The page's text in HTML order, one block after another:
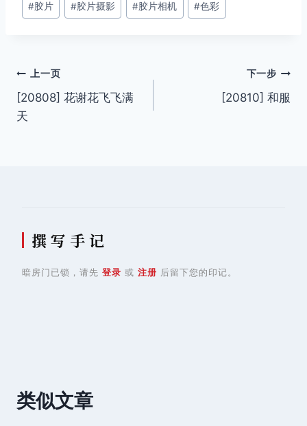
标
#胶片 #胶片摄影 #胶片相机 #色彩
文
章
上一页
[20808] 花谢花飞飞满
天
下一步
[20810] 和服
撰 写 手 记
暗房门已锁，请先 登录 或 注册 后留下您的印记。
类似文章